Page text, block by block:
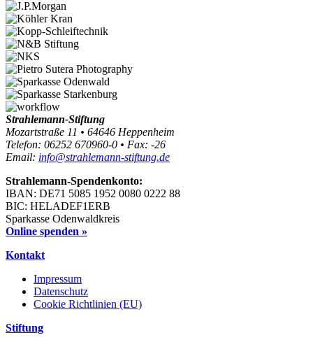
Strahlemann-Stiftung
Mozartstraße 11 • 64646 Heppenheim
Telefon: 06252 670960-0 • Fax: -26
Email: info@strahlemann-stiftung.de
Strahlemann-Spendenkonto:
IBAN: DE71 5085 1952 0080 0222 88
BIC: HELADEF1ERB
Sparkasse Odenwaldkreis
Online spenden »
Kontakt
Impressum
Datenschutz
Cookie Richtlinien (EU)
Stiftung